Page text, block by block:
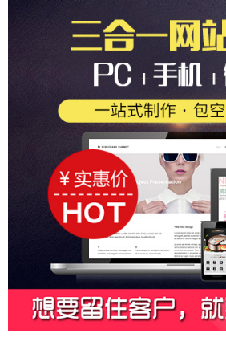
外贸英文网站可以做哪些推广,比较有效的?
英文VS中文网站制作!字体大小谁大谁小
企业做个网站取什么域名好?用中文还是英文..
英文建站——不可忽略的四个问题
产品展示型网站建设：用户体验很重要！！
创业公司做网站，哪类网站适合？展示型or..